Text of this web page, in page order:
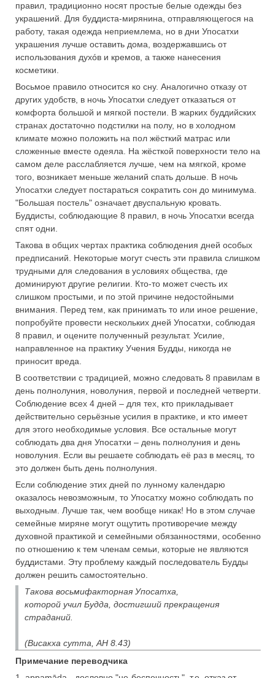
правил, традиционно носят простые белые одежды без
украшений. Для буддиста-мирянина, отправляющегося на
работу, такая одежда неприемлема, но в дни Упосатхи
украшения лучше оставить дома, воздержавшись от
использования духóв и кремов, а также нанесения
косметики.
Восьмое правило относится ко сну. Аналогично отказу от
других удобств, в ночь Упосатхи следует отказаться от
комфорта большой и мягкой постели. В жарких буддийских
странах достаточно подстилки на полу, но в холодном
климате можно положить на пол жёсткий матрас или
сложенные вместе одеяла. На жёсткой поверхности тело на
самом деле расслабляется лучше, чем на мягкой, кроме
того, возникает меньше желаний спать дольше. В ночь
Упосатхи следует постараться сократить сон до минимума.
"Большая постель" означает двуспальную кровать.
Буддисты, соблюдающие 8 правил, в ночь Упосатхи всегда
спят одни.
Такова в общих чертах практика соблюдения дней особых
предписаний. Некоторые могут счесть эти правила слишком
трудными для следования в условиях общества, где
доминируют другие религии. Кто-то может счесть их
слишком простыми, и по этой причине недостойными
внимания. Перед тем, как принимать то или иное решение,
попробуйте провести нескольких дней Упосатхи, соблюдая
8 правил, и оцените полученный результат. Усилие,
направленное на практику Учения Будды, никогда не
приносит вреда.
В соответствии с традицией, можно следовать 8 правилам в
день полнолуния, новолуния, первой и последней четверти.
Соблюдение всех 4 дней – для тех, кто прикладывает
действительно серьёзные усилия в практике, и кто имеет
для этого необходимые условия. Все остальные могут
соблюдать два дня Упосатхи – день полнолуния и день
новолуния. Если вы решаете соблюдать её раз в месяц, то
это должен быть день полнолуния.
Если соблюдение этих дней по лунному календарю
оказалось невозможным, то Упосатху можно соблюдать по
выходным. Лучше так, чем вообще никак! Но в этом случае
семейные миряне могут ощутить противоречие между
духовной практикой и семейными обязанностями, особенно
по отношению к тем членам семьи, которые не являются
буддистами. Эту проблему каждый последователь Будды
должен решить самостоятельно.
Такова восьмифакторная Упосатха,
которой учил Будда, достигший прекращения
страданий.
(Висакха сутта, АН 8.43)
Примечание переводчика